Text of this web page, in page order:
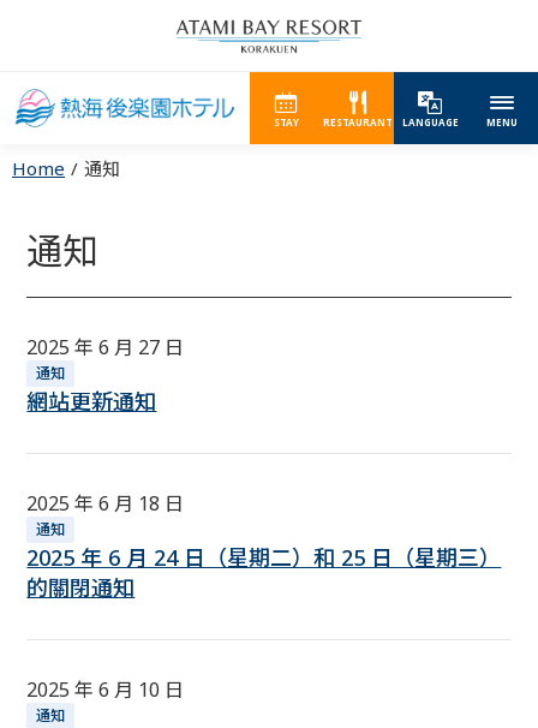
STAY RESTAURANT LANGUAGE MENU
Home 通知
通知
2025 年 6 月 27 日
通知
網站更新通知
2025 年 6 月 18 日
通知
2025 年 6 月 24 日（星期二）和 25 日（星期三）
的關閉通知
2025 年 6 月 10 日
通知